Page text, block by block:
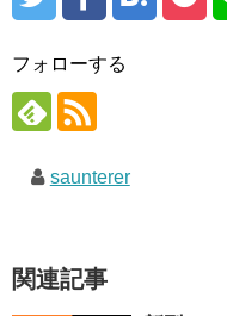
フォローする
saunterer
関連記事